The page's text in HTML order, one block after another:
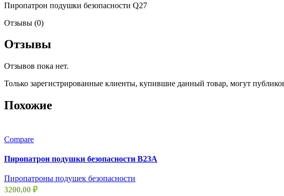
Пиропатрон подушки безопасности Q27
Отзывы (0)
Отзывы
Отзывов пока нет.
Только зарегистрированные клиенты, купившие данный товар, могут
Похожие
Compare
Пиропатрон подушки безопасности B23A
Пиропатроны подушек безопасности
3200,00 ₽